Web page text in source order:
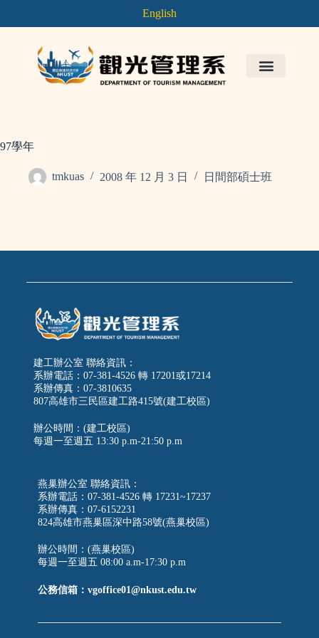
English
97學年
tmkuas 2008 年 12 月 3 日 日間部碩士班
建工辦公室 聯絡資訊：
系辦電話：07-381-4526 轉 17201或17214
系辦傳真：07-3810635
807高雄市三民區建工路415號(建工校區)
辦公時間：(建工校區)
每週一至週五 13:30 p.m-21:50 p.m
燕巢辦公室 聯絡資訊：
系辦電話：07-381-4526 轉 17231~17237
系辦傳真：07-6152231
824高雄市燕巢區深中路58號(燕巢校區)
辦公時間：(燕巢校區)
每週一至週五 08:00 a.m-17:30 p.m
公務信箱：vgoffice01@nkust.edu.tw